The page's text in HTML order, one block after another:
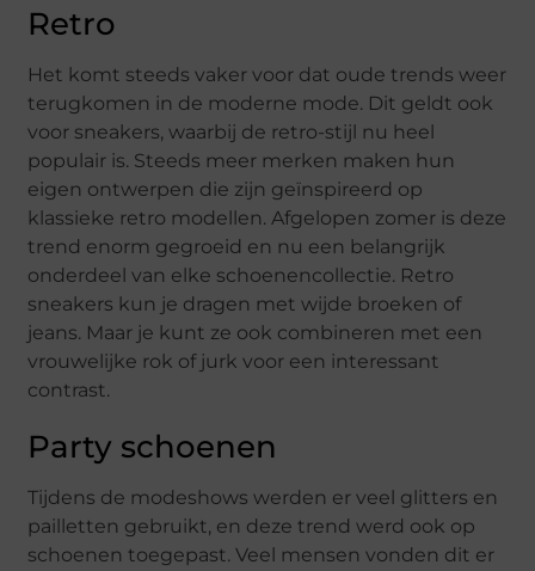
Retro
Het komt steeds vaker voor dat oude trends weer
terugkomen in de moderne mode. Dit geldt ook
voor sneakers, waarbij de retro-stijl nu heel
populair is. Steeds meer merken maken hun
eigen ontwerpen die zijn geïnspireerd op
klassieke retro modellen. Afgelopen zomer is deze
trend enorm gegroeid en nu een belangrijk
onderdeel van elke schoenencollectie. Retro
sneakers kun je dragen met wijde broeken of
jeans. Maar je kunt ze ook combineren met een
vrouwelijke rok of jurk voor een interessant
contrast.
Party schoenen
Tijdens de modeshows werden er veel glitters en
pailletten gebruikt, en deze trend werd ook op
schoenen toegepast. Veel mensen vonden dit er